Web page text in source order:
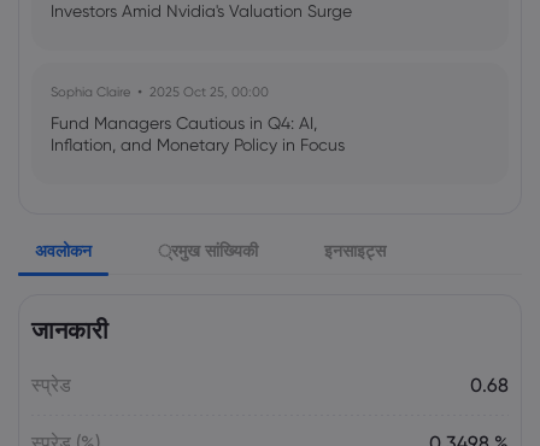
Investors Amid Nvidia's Valuation Surge
Sophia Claire 2025 Oct 25, 00:00
Fund Managers Cautious in Q4: AI,
Inflation, and Monetary Policy in Focus
US Government Shutdown Threatens
October Inflation Data Release
US-EU Relations: Russia Sanctions Unite
अवलोकन ्रमुख सांख्यिकी इनसाइट्स
जानकारी
स्प्रेड 0.68